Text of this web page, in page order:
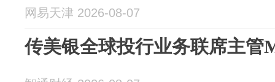
网易天津 2026-08-07
传美银全球投行业务联席主管